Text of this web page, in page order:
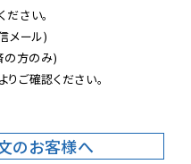
さい。
メール)
の方のみ)
りご確認ください。
のお客様へ